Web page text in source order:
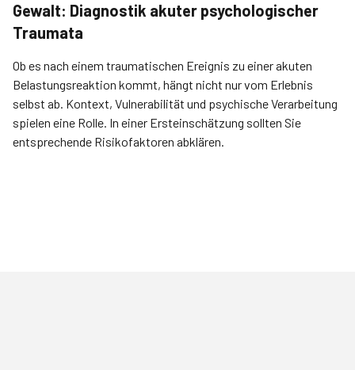
Gewalt: Diagnostik akuter psychologischer
Traumata
Ob es nach einem traumatischen Ereignis zu einer akuten
Belastungsreaktion kommt, hängt nicht nur vom Erlebnis
selbst ab. Kontext, Vulnerabilität und psychische Verarbeitung
spielen eine Rolle. In einer Ersteinschätzung sollten Sie
entsprechende Risikofaktoren abklären.